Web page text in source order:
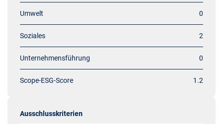
Umwelt 0
Soziales 2
Unternehmensführung 0
Scope-ESG-Score 1.2
Ausschlusskriterien